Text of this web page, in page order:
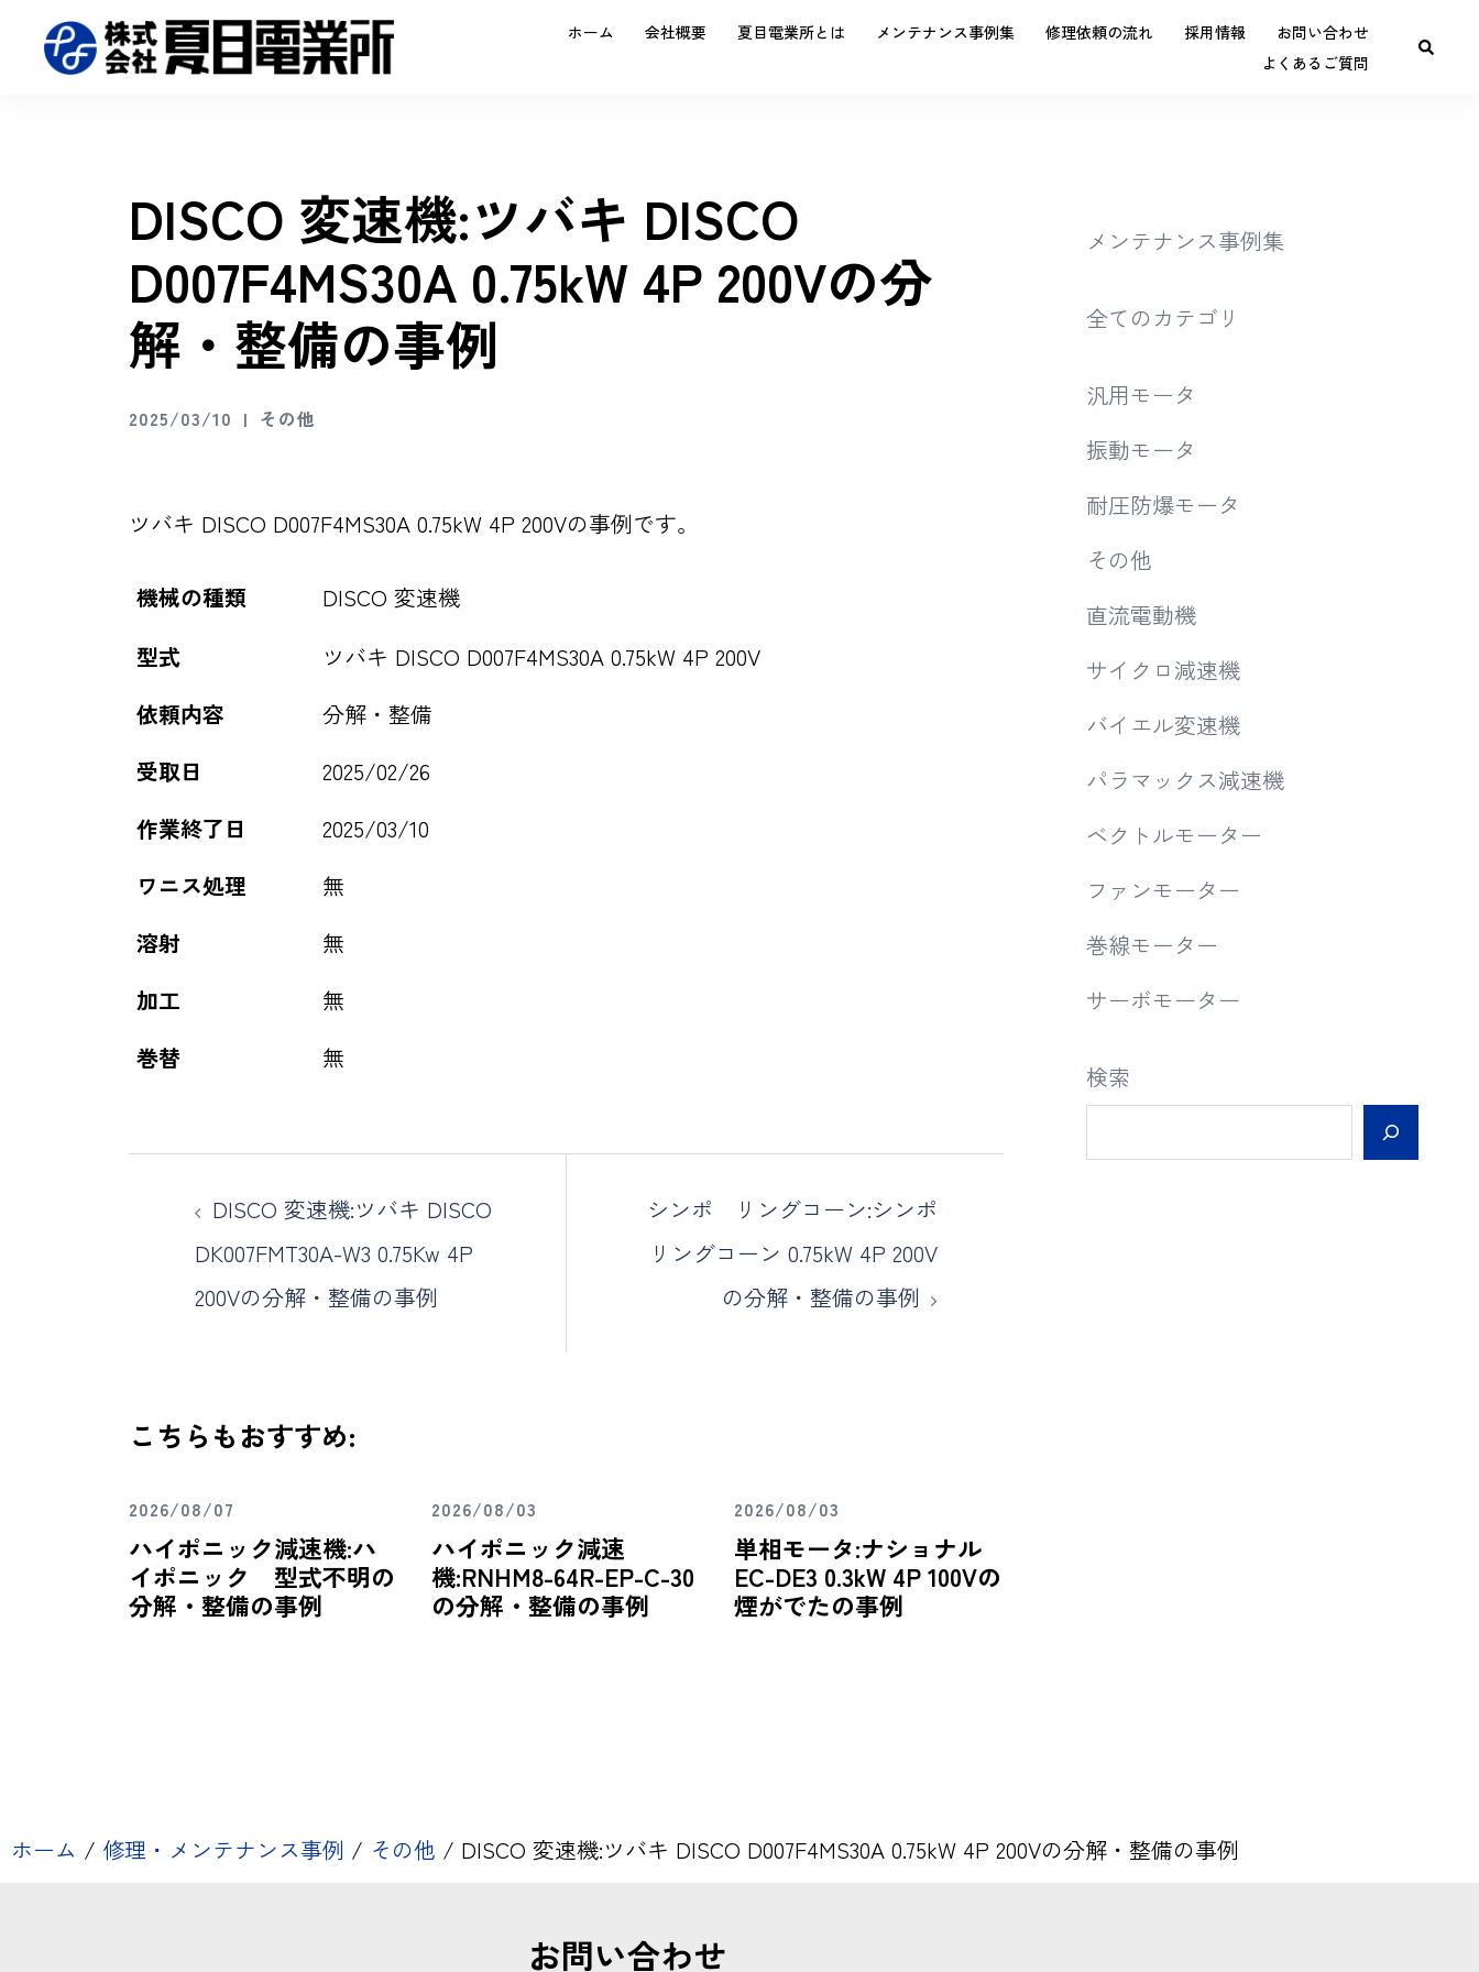
ホーム 会社概要 夏目電業所とは メンテナンス事例集 修理依頼の流れ 採用情報
お問い合わせ
よくあるご質問
DISCO 変速機:ツバキ DISCO
D007F4MS30A 0.75kW 4P 200Vの分
解・整備の事例
2025/03/10 その他
ツバキ DISCO D007F4MS30A 0.75kW 4P 200Vの事例です。
機械の種類
DISCO 変速機
型式
ツバキ DISCO D007F4MS30A 0.75kW 4P 200V
依頼内容
分解・整備
受取日
2025/02/26
作業終了日
2025/03/10
ワニス処理
無
溶射
無
加工
無
巻替
無
DISCO 変速機:ツバキ DISCO
DK007FMT30A-W3 0.75Kw 4P
200Vの分解・整備の事例
シンポ リングコーン:シンポ
リングコーン 0.75kW 4P 200V
の分解・整備の事例
こちらもおすすめ:
2026/08/07
ハイポニック減速機:ハ
イポニック 型式不明の
分解・整備の事例
2026/08/03
ハイポニック減速
機:RNHM8-64R-EP-C-30
の分解・整備の事例
2026/08/03
単相モータ:ナショナル
EC-DE3 0.3kW 4P 100Vの
煙がでたの事例
メンテナンス事例集
全てのカテゴリ
汎用モータ
振動モータ
耐圧防爆モータ
その他
直流電動機
サイクロ減速機
バイエル変速機
パラマックス減速機
ベクトルモーター
ファンモーター
巻線モーター
サーボモーター
検索
ホーム / 修理・メンテナンス事例 / その他 / DISCO 変速機:ツバキ DISCO D007F4MS30A 0.75kW 4P 200Vの分解・整備の事例
お問い合わせ